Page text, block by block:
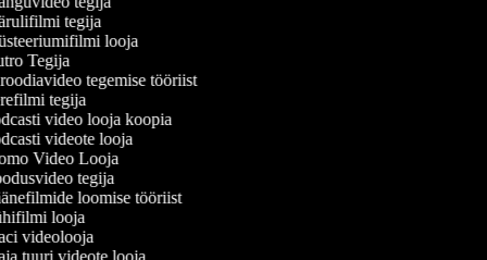
tegija
looja
Tegija
tegemise tööriist
tegija
video looja koopia
videote looja
Video Looja
tegija
loomise tööriist
looja
videolooja